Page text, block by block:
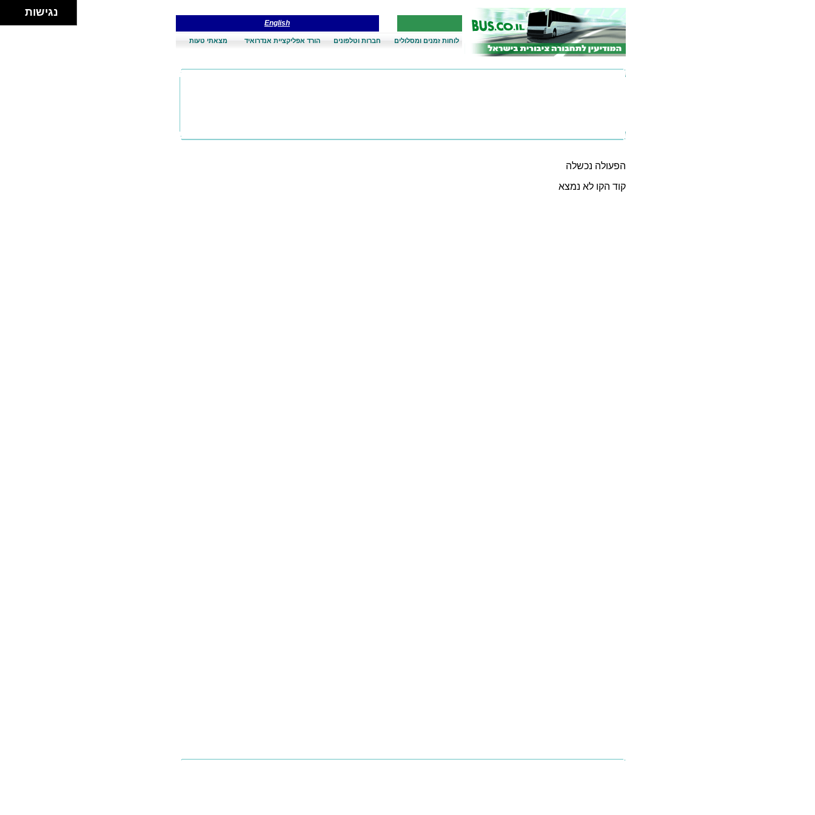
English
לוחות זמנים ומסלולים חברות וטלפונים הורד אפליקציית אנדרואיד מצאתי טעות
הפעולה נכשלה
קוד הקו לא נמצא
נגישות